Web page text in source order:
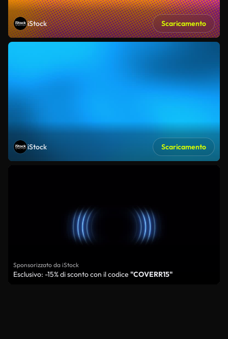
iStock Scaricamento
iStock Scaricamento
Sponsorizzato da iStock
Esclusivo: -15% di sconto con il codice "COVERR15"